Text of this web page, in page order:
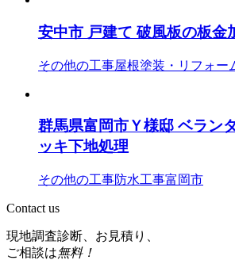
安中市 戸建て 破風板の板金
その他の工事屋根塗装・リフォー
群馬県富岡市Ｙ様邸 ベラン
ッキ下地処理
その他の工事防水工事富岡市
Contact us
現地調査診断、お見積り、
ご相談は無料！